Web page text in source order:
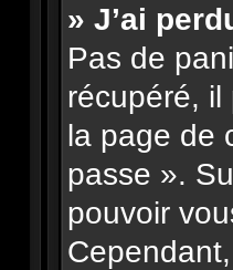
» J’ai
Pas de
récupéré, il
la page de
passe ».
pouvoir